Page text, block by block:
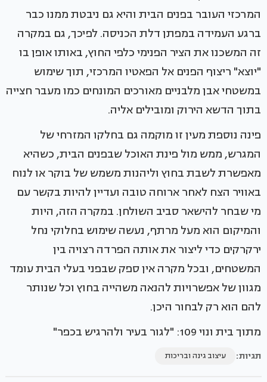
המרכזי העובר בפנים הבית והיא גם ניבטת ממנו כבר
ברגע העמידה במפתן דלת הכניסה. לפיכך, גם במקרה
זה המשכנו את הציר הפנימי כלפי החוץ, באותו אופן בו
"יוצא" ריצוף הפנים אל הפאטיו המרכזי, תוך שימוש
במשטחי אבן מלבניים מאורכים המונחים כמו מעבר חצייה
בתוך הדשא הירוק ומובילים אליה.
פינה נוספת מעין זו מוקמה גם בחלקו המזרחי של
המגרש, ממש מול פינת האוכל שבפנים הבית, כשהיא
מאפשרת לשבת בחוץ וליהנות משמש של בוקר או לנוח
באוויר הצח לאחר ארוחה טובה ועדיין להיות בקשר עם
מי שבחר להישאר סביב השולחן. במקרה הזה, היות
והמיקום הוא מעל מרתף, נעשה שימוש בחלוקי נחל
ירקרקים כדי ליצור את אותה הפרדה רצויה בין
המשטחים, ובכל מקרה אין ספק שבפני בעלי הבית עומד
מגוון של אפשרויות להנאה משהייה בחוץ וכל שנותר
להם הוא רק לבחור היכן.
מתוך בית ונוי 109: "לגור בעיר ולהרגיש בכפר"
תגיות: עיצוב גינה ובריכות